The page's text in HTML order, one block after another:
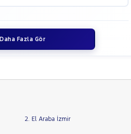
Daha Fazla Gör
2. El Araba İzmir